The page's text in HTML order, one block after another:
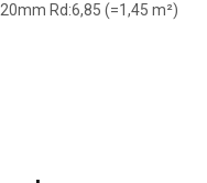
Rd:6,85 (=1,45 m²)
220 mm